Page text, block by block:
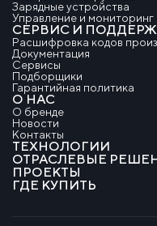
Зарядные устройства
Управление и мониторинг
СЕРВИС И
Расшифровка кодов
Документация
Сервисы
Подборщики
Гарантийная политика
О НАС
О бренде
Новости
Контакты
ТЕХНОЛОГИИ
ОТРАСЛЕВЫЕ
ПРОЕКТЫ
ГДЕ КУПИТЬ